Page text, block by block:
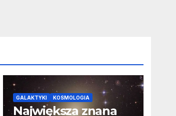
GALAKTYKI KOSMOLOGIA
Największa znana